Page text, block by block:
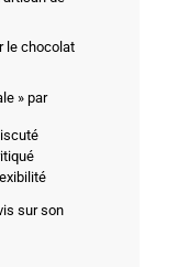
le chocolat
» par
sur son